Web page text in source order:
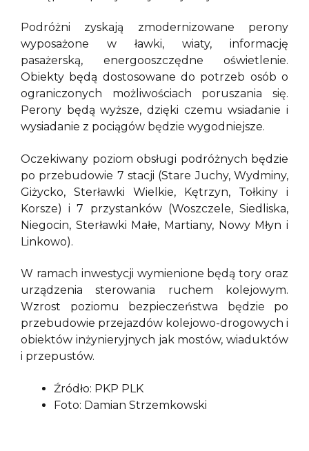
Podróżni zyskają zmodernizowane perony
wyposażone w ławki, wiaty, informację
pasażerską, energooszczędne oświetlenie.
Obiekty będą dostosowane do potrzeb osób o
ograniczonych możliwościach poruszania się.
Perony będą wyższe, dzięki czemu wsiadanie i
wysiadanie z pociągów będzie wygodniejsze.
Oczekiwany poziom obsługi podróżnych będzie
po przebudowie 7 stacji (Stare Juchy, Wydminy,
Giżycko, Sterławki Wielkie, Kętrzyn, Tołkiny i
Korsze) i 7 przystanków (Woszczele, Siedliska,
Niegocin, Sterławki Małe, Martiany, Nowy Młyn i
Linkowo).
W ramach inwestycji wymienione będą tory oraz
urządzenia sterowania ruchem kolejowym.
Wzrost poziomu bezpieczeństwa będzie po
przebudowie przejazdów kolejowo-drogowych i
obiektów inżynieryjnych jak mostów, wiaduktów
i przepustów.
Źródło: PKP PLK
Foto: Damian Strzemkowski